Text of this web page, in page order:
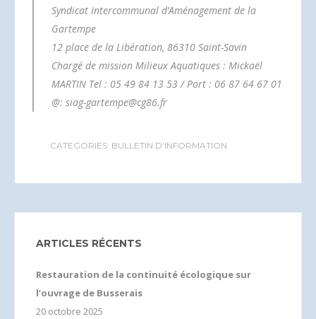
Syndicat Intercommunal d’Aménagement de la
Gartempe
12 place de la Libération, 86310 Saint-Savin
Chargé de mission Milieux Aquatiques : Mickaël
MARTIN Tel : 05 49 84 13 53 / Port : 06 87 64 67 01
@: siag-gartempe@cg86.fr
CATEGORIES: BULLETIN D'INFORMATION
ARTICLES RÉCENTS
Restauration de la continuité écologique sur
l’ouvrage de Busserais
20 octobre 2025